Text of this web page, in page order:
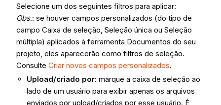
Selecione um dos seguintes filtros para aplicar:
Obs.: se houver campos personalizados (do tipo de
campo Caixa de seleção, Seleção única ou Seleção
múltipla) aplicados à ferramenta Documentos do seu
projeto, eles aparecerão como filtros de seleção.
Consulte Criar novos campos personalizados.
Upload/criado por: marque a caixa de seleção ao
lado de um usuário para exibir apenas os arquivos
enviados por upload/criados por esse usuário. É